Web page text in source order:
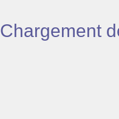
Chargement